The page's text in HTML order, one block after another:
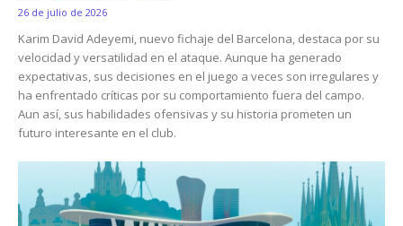
26 de julio de 2026
Karim David Adeyemi, nuevo fichaje del Barcelona, destaca por su
velocidad y versatilidad en el ataque. Aunque ha generado
expectativas, sus decisiones en el juego a veces son irregulares y
ha enfrentado críticas por su comportamiento fuera del campo.
Aun así, sus habilidades ofensivas y su historia prometen un
futuro interesante en el club.